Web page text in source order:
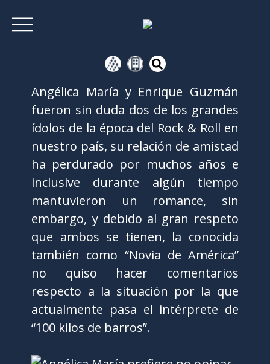
Angélica María y Enrique Guzmán
fueron sin duda dos de los grandes
ídolos de la época del Rock & Roll en
nuestro país, su relación de amistad
ha perdurado por muchos años e
inclusive durante algún tiempo
mantuvieron un romance, sin
embargo, y debido al gran respeto
que ambos se tienen, la conocida
también como “Novia de América”
no quiso hacer comentarios
respecto a la situación por la que
actualmente pasa el intérprete de
“100 kilos de barros”.